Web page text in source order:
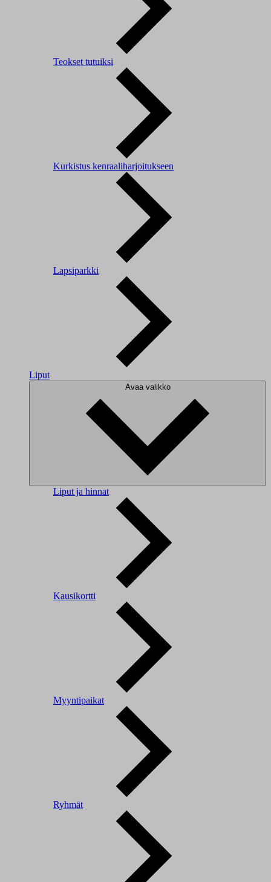
Teokset tutuiksi
Kurkistus kenraaliharjoitukseen
Lapsiparkki
Liput
Avaa valikko
Liput ja hinnat
Kausikortti
Myyntipaikat
Ryhmät